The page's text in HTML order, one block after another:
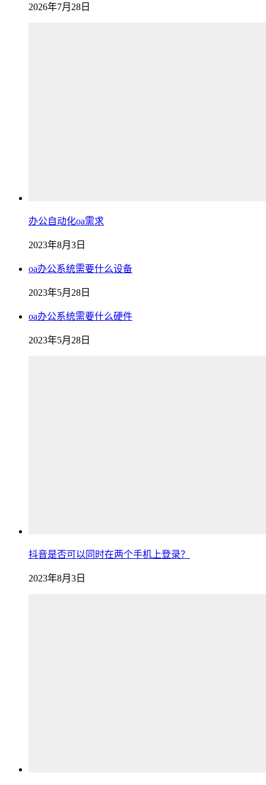
2026年7月28日
办公自动化oa需求
2023年8月3日
oa办公系统需要什么设备
2023年5月28日
oa办公系统需要什么硬件
2023年5月28日
抖音是否可以同时在两个手机上登录？
2023年8月3日